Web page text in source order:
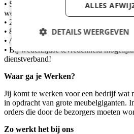
• Salaris tussen de €2530,- en €3000,-
week en afhankelijk van kennis en
• 25 vakantiedagen op jaarbasis (o.b.v
• 8,33% vakantiegeld;
• Afwisselend werk in een professionele
• Bij wederzijdse tevredenheid
dienstverband!
Waar ga je Werken?
Jij komt te werken voor een bedrijf wat
in opdracht van grote meubelgiganten.
orders die door de bezorgers moeten
Zo werkt het bij ons
ALLES
DETAILS WEERGEVEN